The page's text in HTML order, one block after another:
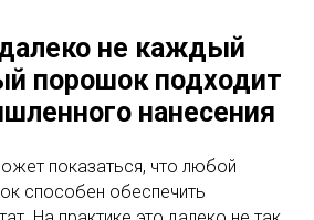
не каждый
порошок подходит
нанесения
показаться, что любой
способен обеспечить